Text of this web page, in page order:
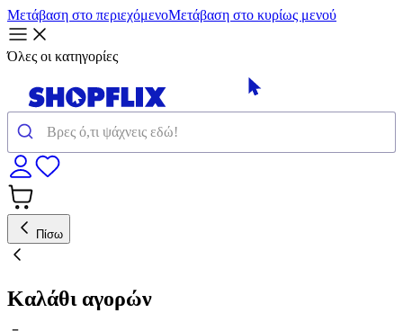
Μετάβαση στο περιεχόμενοΜετάβαση στο κυρίως μενού
Όλες οι κατηγορίες
Πίσω
Καλάθι αγορών